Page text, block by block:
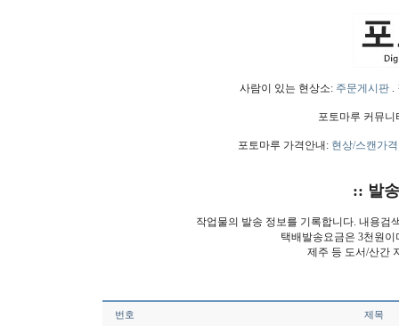
사람이 있는 현상소: 주문게시판.
포토마루 커뮤
포토마루 가격안내: 현상/스캔가격
:: 발
작업물의 발송 정보를 기록합니다. 내용검
택배발송요금은 3천원
제주 등 도서/산간
번호 제목